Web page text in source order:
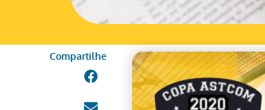
Compartilhe